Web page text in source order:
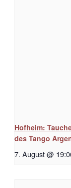
Hofheim:
des Tango
7. August @